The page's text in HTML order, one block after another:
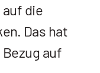
die
Das hat
auf